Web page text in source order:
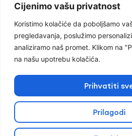
Cijenimo vašu privatnost
Koristimo kolačiće da poboljšamo
pregledavanja, poslužimo
analiziramo naš promet. Klikom na
na našu upotrebu kolačića.
Prilagodi
Prihvatiti
Chirurgia orale
Odontoiatria pediatrica
Ortodonzia
Parodontologia e medicina orale
Odontoiatria conservativa
Protesi
@Copyright 2026 di Mondent